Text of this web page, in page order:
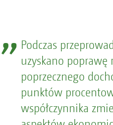
Podczas
uzyskano poprawę
poprzecznego
punktów
współczynnika